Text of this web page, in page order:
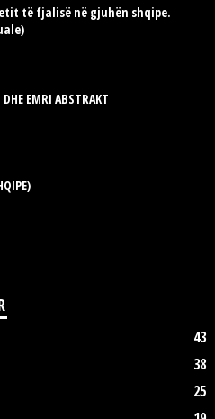
të fjalisë në gjuhën shqipe.
EMRI ABSTRAKT
43
38
25